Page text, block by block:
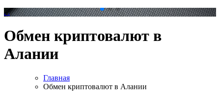
. .
Обмен криптовалют в
Алании
Главная
Обмен криптовалют в Алании